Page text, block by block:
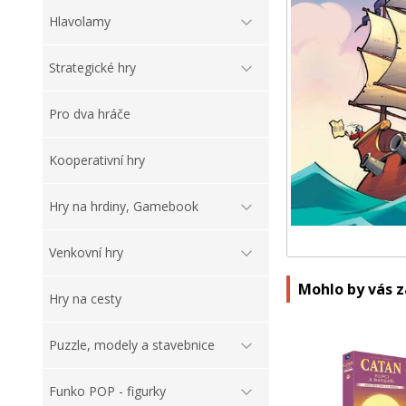
Hlavolamy
Strategické hry
Pro dva hráče
Kooperativní hry
Hry na hrdiny, Gamebook
Venkovní hry
Hry na cesty
Puzzle, modely a stavebnice
Funko POP - figurky
Mohlo by vás